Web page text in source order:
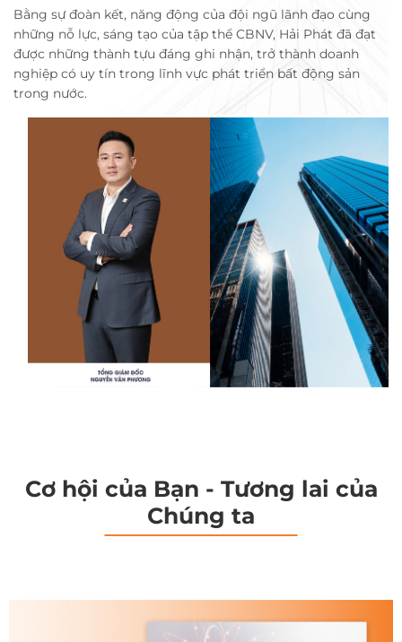
Bằng sự đoàn kết, năng động của đội ngũ lãnh đạo cùng
những nỗ lực, sáng tạo của tập thể CBNV, Hải Phát đã đạt
được những thành tựu đáng ghi nhận, trở thành doanh
nghiệp có uy tín trong lĩnh vực phát triển bất động sản
trong nước.
Cơ hội của Bạn - Tương lai của
Chúng ta